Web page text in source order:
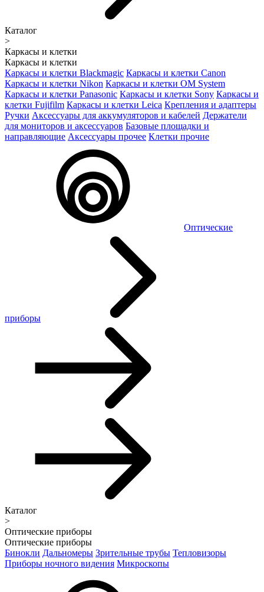
Каталог
>
Каркасы и клетки
Каркасы и клетки
Каркасы и клетки Blackmagic Каркасы и клетки Canon
Каркасы и клетки Nikon Каркасы и клетки OM System
Каркасы и клетки Panasonic Каркасы и клетки Sony Каркасы и
клетки Fujifilm Каркасы и клетки Leica Крепления и адаптеры
Ручки Аксессуары для аккумуляторов и кабелей Держатели
для мониторов и аксессуаров Базовые площадки и
направляющие Аксессуары прочее Клетки прочие
Оптические
приборы
Каталог
>
Оптические приборы
Оптические приборы
Бинокли Дальномеры Зрительные трубы Тепловизоры
Приборы ночного видения Микроскопы